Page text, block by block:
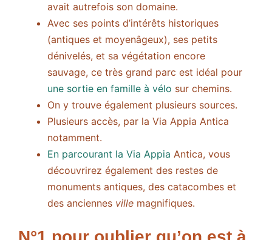
avait autrefois son domaine.
Avec ses points d’intérêts historiques
(antiques et moyenâgeux), ses petits
dénivelés, et sa végétation encore
sauvage, ce très grand parc est idéal pour
une sortie en famille à vélo sur chemins.
On y trouve également plusieurs sources.
Plusieurs accès, par la Via Appia Antica
notamment.
En parcourant la Via Appia Antica, vous
découvrirez également des restes de
monuments antiques, des catacombes et
des anciennes ville magnifiques.